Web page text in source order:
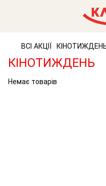
ВСІ АКЦІЇ
КІНОТИЖДЕНЬ
Немає товарів